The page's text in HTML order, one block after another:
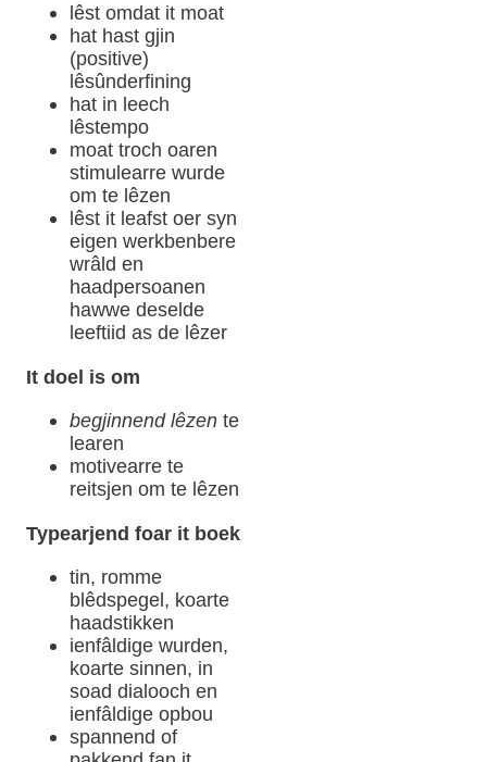
lêst omdat it moat
hat hast gjin
(positive)
lêsûnderfining
hat in leech
lêstempo
moat troch oaren
stimulearre wurde
om te lêzen
lêst it leafst oer syn
eigen werkbenbere
wrâld en
haadpersoanen
hawwe deselde
leeftiid as de lêzer
It doel is om
begjinnend lêzen te
learen
motivearre te
reitsjen om te lêzen
Typearjend foar it boek
tin, romme
blêdspegel, koarte
haadstikken
ienfâldige wurden,
koarte sinnen, in
soad dialooch en
ienfâldige opbou
spannend of